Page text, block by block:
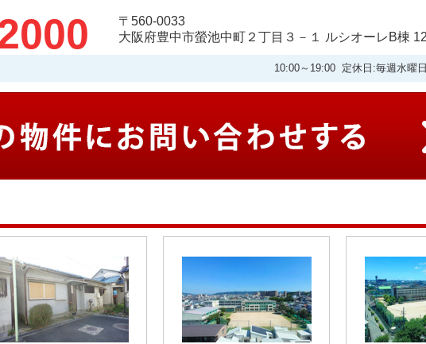
〒560-0033
大阪府豊中市螢池中町２丁目３－１ ルシオーレB棟
10:00～19:00 定休日:毎週水曜